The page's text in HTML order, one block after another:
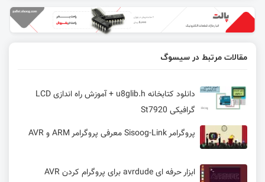
مقالات مرتبط در سیسوگ
دانلود کتابخانه u8glib.h + آموزش راه اندازی LCD
گرافیکی St7920
پروگرامر Sisoog-Link معرفی پروگرامر ARM و AVR
ابزار حرفه ای avrdude برای پروگرام کردن AVR